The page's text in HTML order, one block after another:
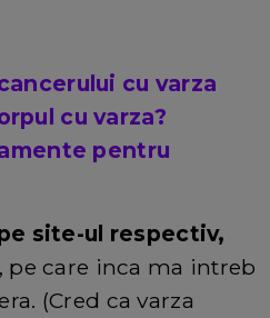
cu varza
cu varza?
pentru
site-ul respectiv,
, pe care inca ma intreb
(Cred ca varza